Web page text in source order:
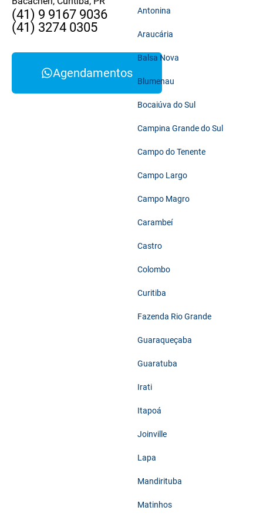
(41) 9 9167 9036
(41) 3274 0305
Agendamentos
Antonina
Araucária
Balsa Nova
Blumenau
Bocaiúva do Sul
Campina Grande do Sul
Campo do Tenente
Campo Largo
Campo Magro
Carambeí
Castro
Colombo
Curitiba
Fazenda Rio Grande
Guaraqueçaba
Guaratuba
Irati
Itapoá
Joinville
Lapa
Mandirituba
Matinhos